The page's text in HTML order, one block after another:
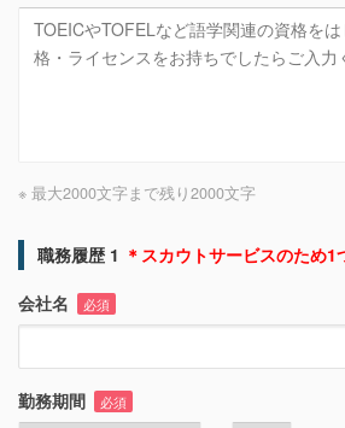
※ 最大2000文字まで残り2000文字
職務履歴 1 ＊スカウトサービスのため
会社名
必須
勤務期間 必須